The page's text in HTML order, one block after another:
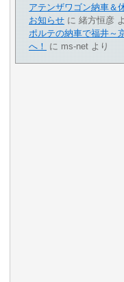
アテンザワゴン納車＆
お知らせ に 緒方恒彦
ポルテの納車で福井～
へ！
に ms-net より